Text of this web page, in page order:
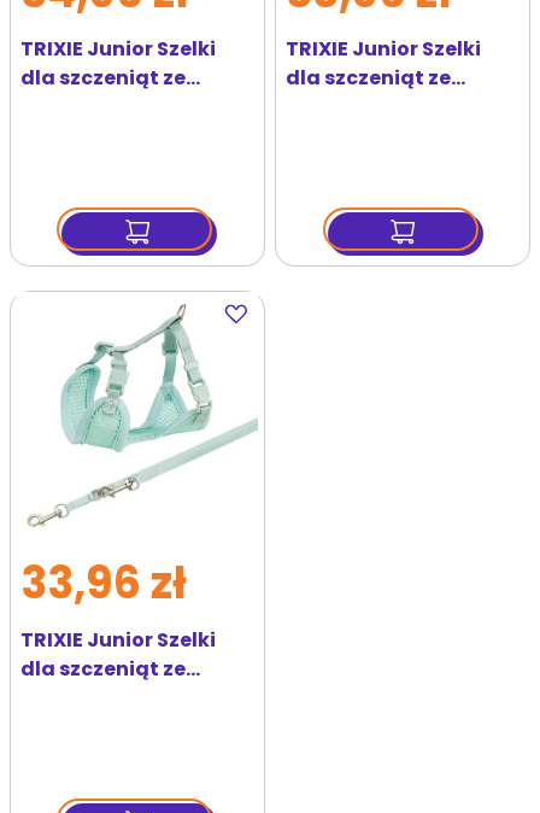
TRIXIE Junior Szelki
dla szczeniąt ze
TRIXIE Junior Szelki
dla szczeniąt ze
Dodaj
do
TRIXIE Junior Szelki
dla szczeniąt ze
33,96 zł